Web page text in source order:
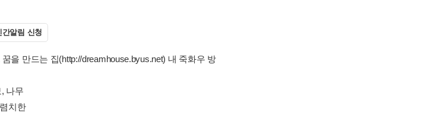
간알림 신청
을 만드는 집(http://dreamhouse.byus.net) 내 죽화우 방
나무
치한